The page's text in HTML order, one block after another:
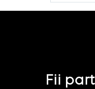
Fii